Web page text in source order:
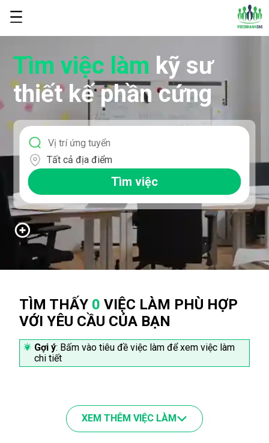
Tìm việc làm kỹ sư
thiết kế phần cứng
Tất cả địa điểm
Tìm việc
TÌM THẤY 0 VIỆC LÀM PHÙ HỢP
VỚI YÊU CẦU CỦA BẠN
Gợi ý: Bấm vào tiêu đề việc làm để xem việc làm
chi tiết
XEM THÊM VIỆC LÀM